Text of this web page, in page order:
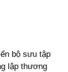
bộ sưu tập
lập thương